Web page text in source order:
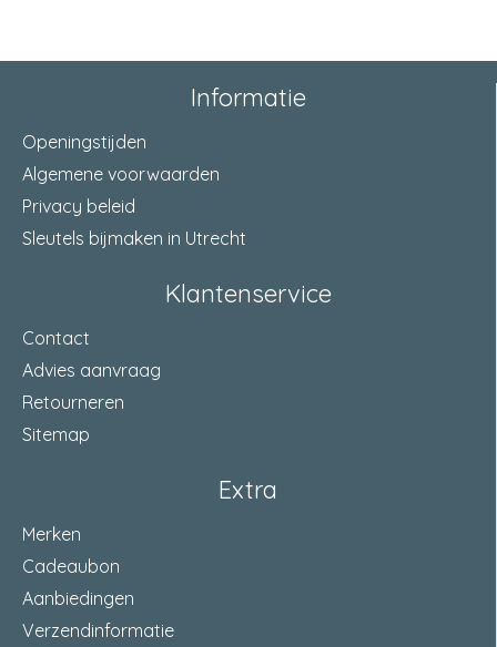
Informatie
Openingstijden
Algemene voorwaarden
Privacy beleid
Sleutels bijmaken in Utrecht
Klantenservice
Contact
Advies aanvraag
Retourneren
Sitemap
Extra
Merken
Cadeaubon
Aanbiedingen
Verzendinformatie